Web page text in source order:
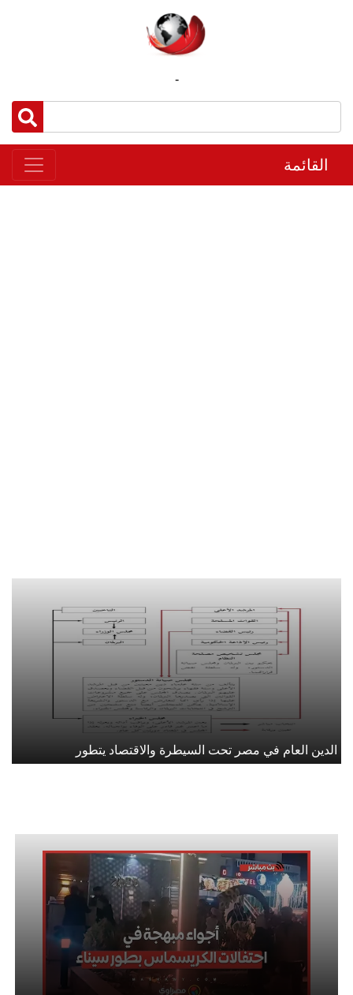
-
القائمة
الدين العام في مصر تحت السيطرة والاقتصاد يتطور